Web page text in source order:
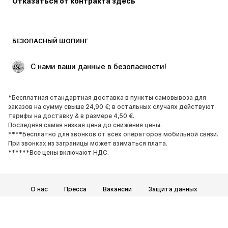
Пальто
Юбки
Поводы
ЭКСКЛЮЗИВ
ОБУВЬ
НОВИНКИ
Модные тенденции
Кроссовки и кеды
Ботинки
Лодочки и туфли на высоких
Спортивная обувь
Балетки
БЕЗОПАСНЫЙ ШОПИНГ
С нами ваши данные в безопасности!
*Бесплатная стандартная доставка в пункты самовывоза для
заказов на сумму свыше 24,90 €; в остальных случаях действуют
тарифы на доставку & в размере 4,50 €.
Последняя самая низкая цена до снижения цены.
****Бесплатно для звонков от всех операторов мобильной связи.
При звонках из заграницы может взиматься плата.
******Все цены включают НДС.
О нас Пресса Вакансии
Защита данных